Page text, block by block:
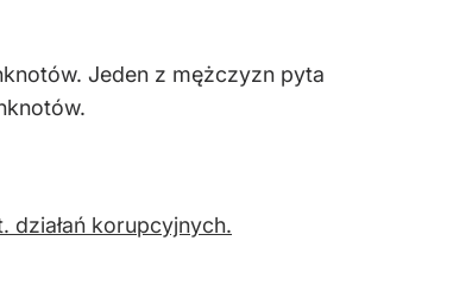
Jeden z mężczyzn pyta
działań korupcyjnych.